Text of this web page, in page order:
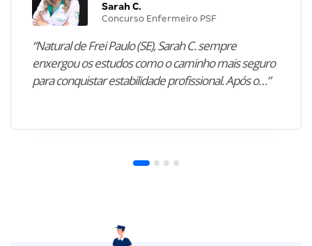
Sarah C.
Concurso Enfermeiro PSF
“Natural de Frei Paulo (SE), Sarah C. sempre
enxergou os estudos como o caminho mais seguro
para conquistar estabilidade profissional. Após o…”